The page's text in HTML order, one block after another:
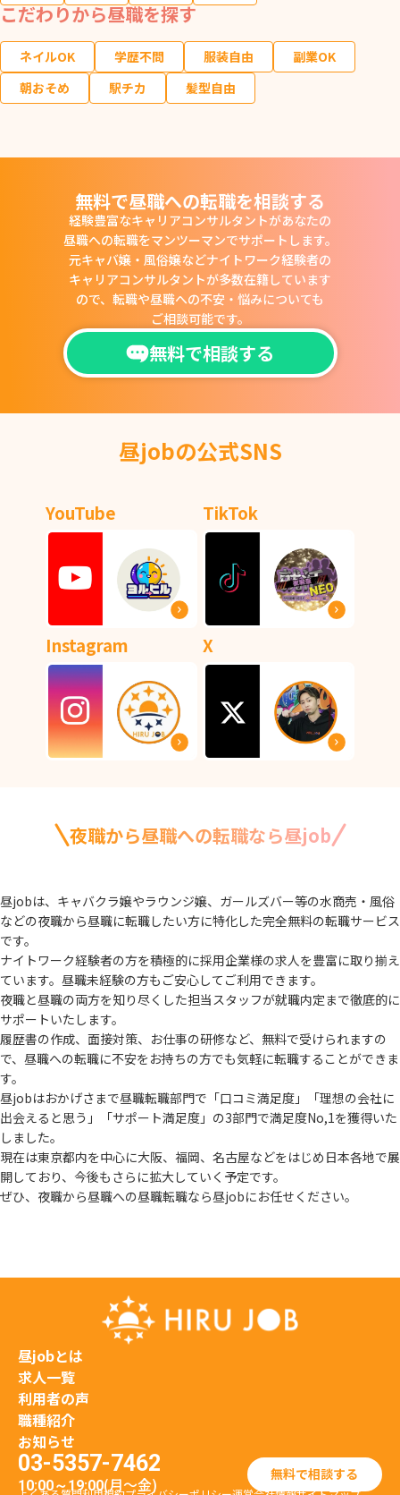
こだわりから昼職を探す
ネイルOK 学歴不問 服装自由
副業OK
朝おそめ
駅チカ 髪型自由
無料で昼職への転職を相談する
経験豊富なキャリアコンサルタントがあなたの
昼職への転職をマンツーマンでサポートします。
元キャバ嬢・風俗嬢などナイトワーク経験者の
キャリアコンサルタントが多数在籍しています
ので、 転職や昼職への不安・悩みについても
ご相談可能です。
無料で相談する
昼jobの公式SNS
YouTube TikTok
Instagram X
夜職から昼職への転職なら昼job
昼jobは、キャバクラ嬢やラウンジ嬢、ガールズバー等の水商売・風俗
などの夜職から昼職に転職したい方に特化した完全無料の転職サービス
です。
ナイトワーク経験者の方を積極的に採用企業様の求人を豊富に取り揃え
ています。 昼職未経験の方もご安心してご利用できます。
夜職と昼職の両方を知り尽くした担当スタッフが就職内定まで徹底的に
サポートいたします。
履歴書の作成、面接対策、お仕事の研修など、無料で受けられますの
で、 昼職への転職に不安をお持ちの方でも気軽に転職することができま
す。
昼jobはおかげさまで昼職転職部門で「口コミ満足度」「理想の会社に
出会えると思う」
「サポート満足度」の3部門で満足度No,1を獲得いた
しました。
現在は東京都内を中心に大阪、福岡、名古屋などをはじめ日本各地で展
開しており、 今後もさらに拡大していく予定です。
ぜひ、夜職から昼職への昼職転職なら昼jobにお任せください。
昼jobとは
求人一覧
利用者の声
職種紹介
お知らせ
03-5357-7462
10:00～19:00(月〜金) 無料で相談する